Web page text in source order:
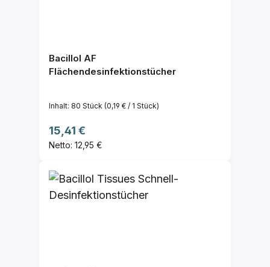
Bacillol AF
Flächendesinfektionstücher
Inhalt: 80 Stück (0,19 € / 1 Stück)
Regulärer Preis:
15,41 €
Netto: 12,95 €